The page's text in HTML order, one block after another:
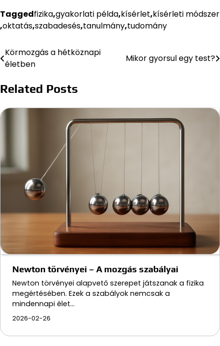
Taggedfizika,gyakorlati példa,kísérlet,kísérleti módszer
,oktatás,szabadesés,tanulmány,tudomány
Bejegyzés
Körmozgás a hétköznapi
életben
Mikor gyorsul egy test?
Related Posts
Newton törvényei – A mozgás szabályai
Newton törvényei alapvető szerepet játszanak a fizika
megértésében. Ezek a szabályok nemcsak a
mindennapi élet…
2026-02-26